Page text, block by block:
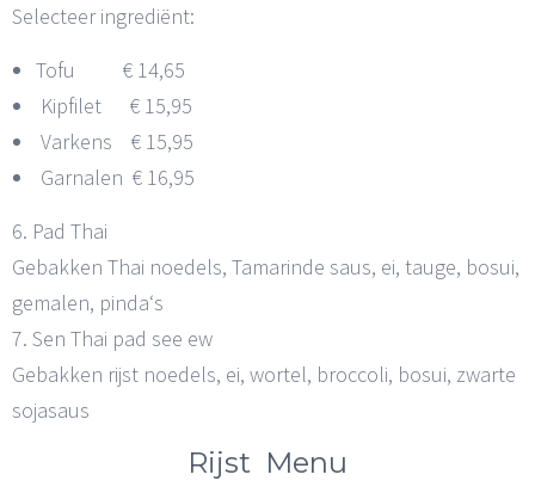
Selecteer ingrediënt:
Tofu € 14,65
Kipfilet € 15,95
Varkens € 15,95
Garnalen € 16,95
6. Pad Thai
Gebakken Thai noedels, Tamarinde saus, ei, tauge, bosui,
gemalen, pinda‘s
7. Sen Thai pad see ew
Gebakken rijst noedels, ei, wortel, broccoli, bosui, zwarte
sojasaus
Rijst Menu